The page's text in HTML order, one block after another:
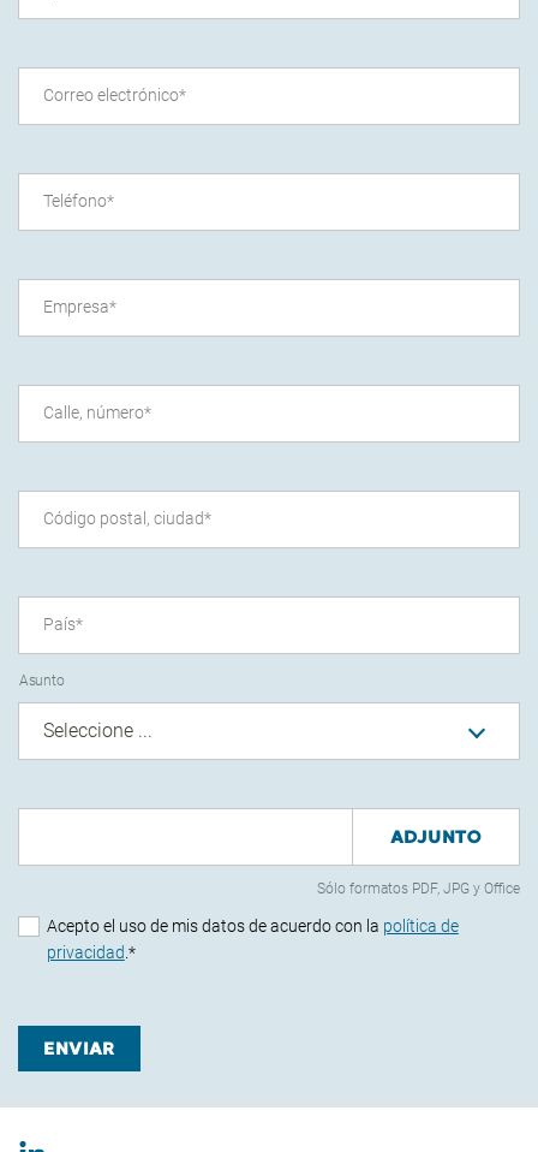
Correo electrónico*
Teléfono*
Empresa*
Calle, número*
Código postal, ciudad*
País*
Seleccione ...
Asunto
ADJUNTO
Sólo formatos PDF, JPG y Office
Acepto el uso de mis datos de acuerdo con la política de
privacidad *
ENVIAR